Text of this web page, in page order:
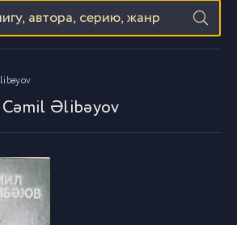
Əlibəyov